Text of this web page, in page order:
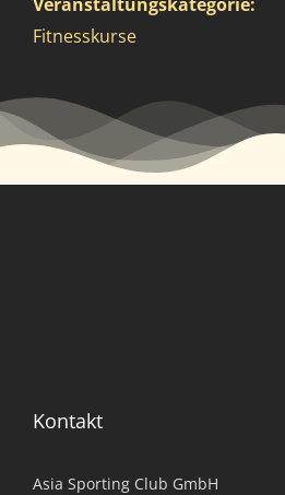
Fitnesskurse
Kontakt
Asia Sporting Club GmbH